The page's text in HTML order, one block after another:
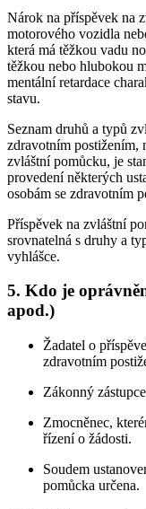
Nárok na příspěvek na
motorového vozidla
která má těžkou vadu
těžkou nebo hlubokou
mentální retardace
stavu.
Seznam druhů a typů
zdravotním postižením,
zvláštní pomůcku, je
provedení některých
osobám se zdravotním
Příspěvek na zvláštní
srovnatelná s druhy a
vyhlášce.
5. Kdo je
apod.)
Žadatel o
zdravotním
Zákonný
Zmocněnec,
řízení o žádosti.
Soudem
pomůcka určena.